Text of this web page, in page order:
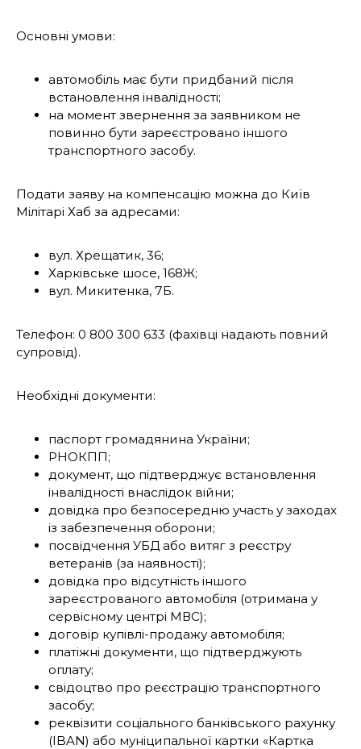
Основні умови:
автомобіль має бути придбаний після
встановлення інвалідності;
на момент звернення за заявником не
повинно бути зареєстровано іншого
транспортного засобу.
Подати заяву на компенсацію можна до Київ
Мілітарі Хаб за адресами:
вул. Хрещатик, 36;
Харківське шосе, 168Ж;
вул. Микитенка, 7Б.
Телефон: 0 800 300 633 (фахівці надають повний
супровід).
Необхідні документи:
паспорт громадянина України;
РНОКПП;
документ, що підтверджує встановлення
інвалідності внаслідок війни;
довідка про безпосередню участь у заходах
із забезпечення оборони;
посвідчення УБД або витяг з реєстру
ветеранів (за наявності);
довідка про відсутність іншого
зареєстрованого автомобіля (отримана у
сервісному центрі МВС);
договір купівлі-продажу автомобіля;
платіжні документи, що підтверджують
оплату;
свідоцтво про реєстрацію транспортного
засобу;
реквізити соціального банківського рахунку
(IBAN) або муніципальної картки «Картка